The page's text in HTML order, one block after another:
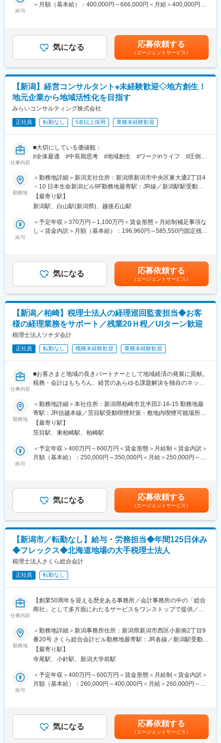
先輩社員による丁寧なOJT体制で、未経験分野も安心してチャレ
転勤なし、マイカー通勤可、月平均残業20時間程度。年間休日
110日、福利厚生も充実し、働きやすさを重視しています。
■想定されるキャリアパス
経験を積むことで、コンサルタントやマネジメント職など多様な
キャリアへと発展できる環境です。
■企業の特徴/魅力
地域企業に寄り添い、信頼と実績を重ねる専門家集団として、企
業の夢や目標の実現をサポートしています。
お任せします。
▼具体的には下記業務をお任せします：
・記帳代行
・年末調整業務 等
・企業や事業の成長に応じた、部門責任者の育成や経営管理の仕
組み作りのサポート
・財産や経営権の承継、トラブル対策など
・相続贈与、遺言、名義変更など
・起業、独立支援
・海外進出支援
・経営改善、事業再生のサポート
※一部書類は内勤スタッフが作成しますので、顧客折衝を中心にお
■働き方：
・基本的にお客様先に出向いての折衝を行い、1日平均2社ほどを
回ります。
（直行直帰可）
・社内コミュニケーションはChatworkを使っておりますので、タ
半期単位の受注実績によりインセンティブで還元しているため、
個人の頑張りが正当に評価される環境がございます。
■組織体制：
現在21名体制で、そのうち税理士は4名（70代、50代、30代2
人）おり、税理士補助スタッフが9名、内勤スタッフ3名で税務業
務を行っております。
■入社後について：
ご入社後は1か月～数ケ月程かけて得意先の引継ぎをいたします。
進められます。もちろん代表や上司による業務内容のチェックは
ありますが、要所でのチェックですので業務を止めるようなこと
給与
＞月額（基本給）：400,000円～666,000円＜月給＞400,000円～
決算賞与：前年度実績30万円～200万円）■昇給：年1回（前年度
実績4,000円～7,000円／月）賃金はあくまでも目安の金額であ
り、選考を通じて上下する可能性があります。月給(月額)は固定手
当を含めた表記です。
気になる 応募依頼する
（エージェントサービス）
【新潟】経営コンサルタント※未経験歓迎◇地方創生！
地元企業から地域活性化を目指す
みらいコンサルティング株式会社
正社員 転勤なし 5名以上採用 業種未経験歓迎
仕事内容
■大切にしている価値観：
♯全体最適 ♯中長期思考 ♯地域創生 ♯ワークinライフ ♯圧倒的
■同社の魅力：
・「圧倒的なお客さま志向」「当事者意識」「成長志向」。自己
実現の中に社会貢献の要素が多い人材が集結。
・「生涯顧客（お客さま）」「チームコンサルティング」「実
行・実現支援」
・お客さまの「計画立案ではなく、成功実現」のために、共に考
■仕事内容：
日本国内の中堅・中小企業を対象にした経営コンサルティング業
長性、財務状況を調査し、経営課題を把握します。
〇経営改善・M&A支援
発見した経営課題に対して、改善施策を検討・提案し、実行支援
を行います。また、M&Aに関する相談対応や企業評価、交渉サポ
ート、クロージング支援を担当します。
他、IPO支援・組織再編にもチャレンジしていただけます。
■未経験から挑戦可能な理由：
コンサルティングにおいてもっとも大切なことは、お客さまのこ
とを本気で考える「心」だと考えています。どのような場面にお
知識やノウハウ以上に大切なものです。
入社後に研修や業務をとして知識を身に着けていただけますの
で、お客様のために本気になれる方であれば、未経験の方も十分
にご活躍いただけます。
変更の範囲：会社の定める業務
勤務地
＜勤務地詳細＞新潟支社住所：新潟県新潟市中央区東大通2丁目4
－10 日本生命新潟ビル9F勤務地最寄駅：JR線／新潟駅駅受動喫
煙対策：屋内全面禁煙変更の範囲：会社の定める事業所
【最寄り駅】
新潟駅、白山駅(新潟県)、越後石山駅
給与
＜予定年収＞370万円～1,100万円＜賃金形態＞月給制補足事項な
し＜賃金内訳＞月額（基本給）：196,960円～585,550円固定残業
給与補足＞※給与には30時間分の固定残業代を含む/超過分は全額
支給※経験・能力、現年収など考慮の上、決定いたします■昇給：
年1回■賞与：年2回（2ヶ月×2回）賃金はあくまでも目安の金額で
あり、選考を通じて上下する可能性があります。月給(月額)は固定
手当を含めた表記です。
気になる 応募依頼する
（エージェントサービス）
【新潟／柏崎】税理士法人の経理巡回監査担当◆お客
様の経理業務をサポート／残業20Ｈ程／UIターン歓迎
税理士法人ツチダ会計
正社員 転勤なし 職種未経験歓迎 業種未経験歓迎
仕事内容
■お客さまと地域の良きパートナーとして地域経済の発展に貢献。
税務・会計はもちろん、経営のあらゆる課題解決を独自のネット
度、新たに巡回監査担当者を募集します。
■業務内容：
1、顧客先への訪問(巡回監査)：
契約している法人や個人事業主の事務所や会社に定期的に訪問し
ます。経理・会計業務の実態を確認し、適正な処理が行われてい
るかをチェックします。
お客さまに記帳方法や会計処理の改善点、税務上の注意点などを
アドバイスします。適切な処理方法を指導し、企業の基礎となる
の支援を行います。
4、各種ソリューション提案：
お客さまのニーズに合わせて会計ソフト導入や保険を活用したリ
スクマネジメント等を提案します。その他に年末調整、確定申
告、法定調書、償却資産申告等のサポートもお任せします。
■担当顧客について：
目安20社くらいを担当していただきます。エリアは、事務所から
車で30～40分の範囲のお客様がメインですが、一部、特殊法人や
社会福祉法人をご担当いただく場合は遠方のお客様となることが
■組織構成：
配属を予定している本店の巡回監査は30～50代の6名が担当して
います。小規模なチームのため年齢や役職の垣根を越えて気軽に
■魅力ポイント：
柏崎市内で税理士法人は限られており、地域にとって無くてはな
らない存在です。地元企業にも浸透し、良好な関係を築けていま
勤務地
＜勤務地詳細＞本社住所：新潟県柏崎市北半田2-16-15 勤務地最
寄駅：JR信越本線／茨目駅受動喫煙対策：敷地内喫煙可能場所あ
り変更の範囲：会社の定める事業所
【最寄り駅】
茨目駅、東柏崎駅、柏崎駅
給与
＜予定年収＞400万円～600万円＜賃金形態＞月給制＜賃金内訳＞
月額（基本給）：250,000円～350,000円＜月給＞250,000円～
先の顧問料やサービス内容に応じて支給 ・資格手当:保有の資格に
応じて支給賃金はあくまでも目安の金額であり、選考を通じて上
下する可能性があります。月給(月額)は固定手当を含めた表記で
す。
気になる 応募依頼する
（エージェントサービス）
【新潟市／転勤なし】給与・労務担当◆年間125日休み
◆フレックス◆北海道地場の大手税理士法人
税理士法人さくら総合会計
正社員 転勤なし
仕事内容
【創業50周年を迎える歴史ある事務所／会計事務所の中の「総合
商社」として多方面にわたるサービスをワンストップで提供／フ
■業務内容：
会計事務所の中の「総合商社」として、業界に関わらず幅広いお
客さまの役に立つ会計サービスを提供している当社にて、税理士
法人部門の顧問先を中心に、給与計算業務と労働保険・社会保険
に関する各種対応や労務コンサルティングを担当いただきます。
労災保険）に関する諸手続き
◇その他、顧客要望に沿った労務に関するコンサルティング全般
勤務地
＜勤務地詳細＞新潟事務所住所：新潟県新潟市西区小新南2丁目9
番20号 さくら総合会計ビル勤務地最寄駅：JR各線／新潟駅受動喫
煙対策：屋内全面禁煙
【最寄り駅】
寺尾駅、小針駅、新潟大学前駅
給与
＜予定年収＞400万円～600万円＜賃金形態＞月給制＜賃金内訳＞
月額（基本給）：260,000円～400,000円＜月給＞260,000円～
気になる 応募依頼する
（エージェントサービス）